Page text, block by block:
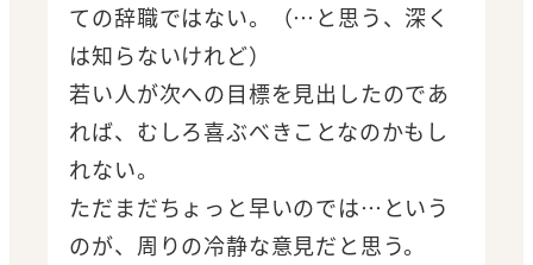
ての辞職ではない。（…と思う、深く
は知らないけれど）
若い人が次への目標を見出したのであ
れば、むしろ喜ぶべきことなのかもし
れない。
ただまだちょっと早いのでは…という
のが、周りの冷静な意見だと思う。